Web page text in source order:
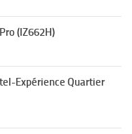
(IZ662H)
Expérience Quartier